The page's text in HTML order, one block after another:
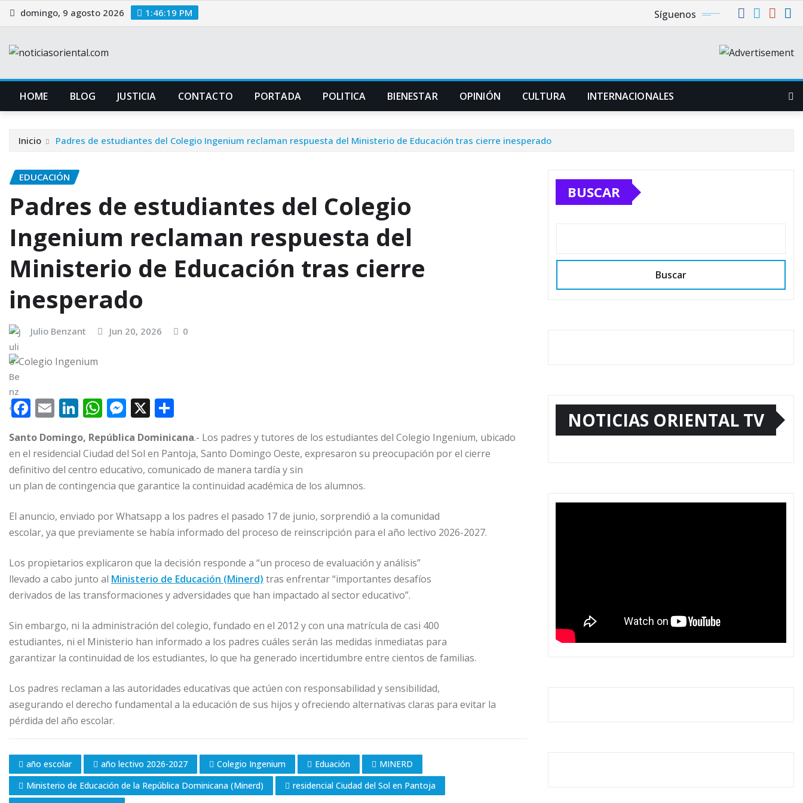
Saltar
al
domingo, 9 agosto 2026 1:46:20 PM Síguenos
HOME BLOG JUSTICIA CONTACTO PORTADA POLITICA BIENESTAR OPINIÓN CULTURA INTERNACIONALES
Inicio Padres de estudiantes del Colegio Ingenium reclaman respuesta del Ministerio de Educación tras cierre inesperado
EDUCACIÓN
Padres de estudiantes del Colegio
Ingenium reclaman respuesta del
Ministerio de Educación tras cierre
inesperado
Julio Benzant Jun 20, 2026 0
F
a
c
e
b
o
k
E
m
ai
l
Li
n
k
e
dI
W
h
at
s
A
p
M
ss
e
n
e
r
X
m
p
ar
r
Santo Domingo, República Dominicana.- Los padres y tutores de los estudiantes del Colegio Ingenium, ubicado
en el residencial Ciudad del Sol en Pantoja, Santo Domingo Oeste, expresaron su preocupación por el cierre
definitivo del centro educativo, comunicado de manera tardía y sin
un plan de contingencia que garantice la continuidad académica de los alumnos.
El anuncio, enviado por Whatsapp a los padres el pasado 17 de junio, sorprendió a la comunidad
escolar, ya que previamente se había informado del proceso de reinscripción para el año lectivo 2026-2027.
Los propietarios explicaron que la decisión responde a “un proceso de evaluación y análisis”
llevado a cabo junto al Ministerio de Educación (Minerd) tras enfrentar “importantes desafíos
derivados de las transformaciones y adversidades que han impactado al sector educativo”.
Sin embargo, ni la administración del colegio, fundado en el 2012 y con una matrícula de casi 400
estudiantes, ni el Ministerio han informado a los padres cuáles serán las medidas inmediatas para
garantizar la continuidad de los estudiantes, lo que ha generado incertidumbre entre cientos de familias.
Los padres reclaman a las autoridades educativas que actúen con responsabilidad y sensibilidad,
asegurando el derecho fundamental a la educación de sus hijos y ofreciendo alternativas claras para evitar la
pérdida del año escolar.
año escolar año lectivo 2026-2027 Colegio Ingenium Eduación
MINERD
Ministerio de Educación de la República Dominicana (Minerd)
residencial Ciudad del Sol en Pantoja
BUSCAR
Buscar
NOTICIAS ORIENTAL TV